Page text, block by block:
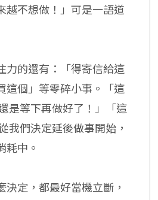
越不想做！」可是一語道
力的還有：「得寄信給這
這個」等零碎小事。「這
是等下再做好了！」「這
我們決定延後做事開始，
耗中。
決定，都最好當機立斷，